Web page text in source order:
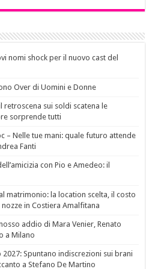
nomi shock per il nuovo cast del
Over di Uomini e Donne
retroscena sui soldi scatena le
sorprende tutti
– Nelle tue mani: quale futuro attende
Fanti
con Pio e Amedeo: il
matrimonio: la location scelta, il costo
in Costiera Amalfitana
addio di Mara Venier, Renato
a Milano
Spuntano indiscrezioni sui brani
a Stefano De Martino